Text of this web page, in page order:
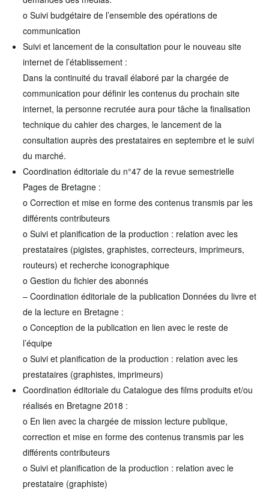
o Suivi budgétaire de l’ensemble des opérations de
communication
Suivi et lancement de la consultation pour le nouveau site
internet de l’établissement :
Dans la continuité du travail élaboré par la chargée de
communication pour définir les contenus du prochain site
internet, la personne recrutée aura pour tâche la finalisation
technique du cahier des charges, le lancement de la
consultation auprès des prestataires en septembre et le suivi
du marché.
Coordination éditoriale du n°47 de la revue semestrielle
Pages de Bretagne :
o Correction et mise en forme des contenus transmis par les
différents contributeurs
o Suivi et planification de la production : relation avec les
prestataires (pigistes, graphistes, correcteurs, imprimeurs,
routeurs) et recherche iconographique
o Gestion du fichier des abonnés
– Coordination éditoriale de la publication Données du livre et
de la lecture en Bretagne :
o Conception de la publication en lien avec le reste de
l’équipe
o Suivi et planification de la production : relation avec les
prestataires (graphistes, imprimeurs)
Coordination éditoriale du Catalogue des films produits et/ou
réalisés en Bretagne 2018 :
o En lien avec la chargée de mission lecture publique,
correction et mise en forme des contenus transmis par les
différents contributeurs
o Suivi et planification de la production : relation avec le
prestataire (graphiste)